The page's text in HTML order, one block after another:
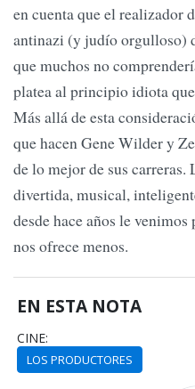
en cuenta que el realizador
antinazi (y judío orgulloso)
que muchos no
platea al principio idiota
Más allá de esta
que hacen Gene Wilder y
de lo mejor de sus carreras.
divertida, musical,
desde hace años le
nos ofrece menos.
EN ESTA NOTA
CINE:
LOS PRODUCTORES